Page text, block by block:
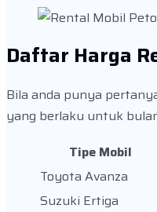
Daftar Harga
Bila anda punya
yang berlaku untuk
Tipe Mobil
Toyota Avanza
Suzuki Ertiga